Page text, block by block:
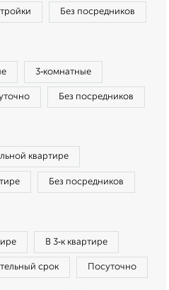
Без посредников
3‑комнатные
Без посредников
квартире
Без посредников
В 3‑к квартире
срок Посуточно